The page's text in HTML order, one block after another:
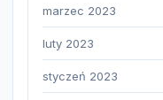
marzec 2023
luty 2023
styczeń 2023